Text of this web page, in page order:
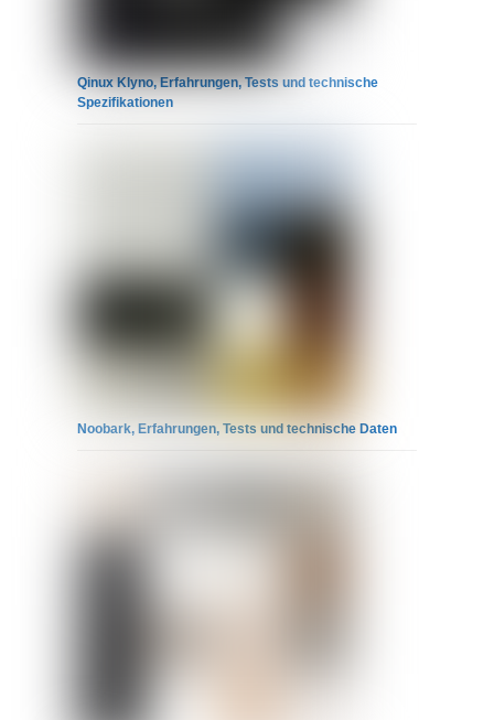
Qinux Klyno, Erfahrungen, Tests und technische
Spezifikationen
Noobark, Erfahrungen, Tests und technische Daten